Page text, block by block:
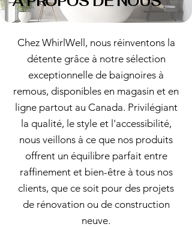
Chez WhirlWell, nous réinventons la
détente grâce à notre sélection
exceptionnelle de baignoires à
remous, disponibles en magasin et en
ligne partout au Canada. Privilégiant
la qualité, le style et l'accessibilité,
nous veillons à ce que nos produits
offrent un équilibre parfait entre
raffinement et bien-être à tous nos
clients, que ce soit pour des projets
de rénovation ou de construction
neuve.